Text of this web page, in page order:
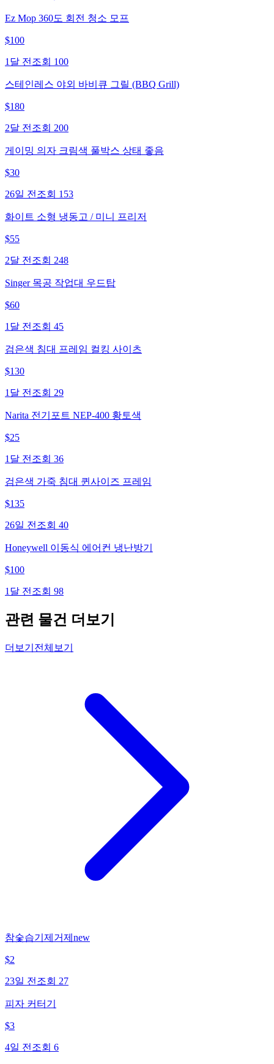
Ez Mop 360도 회전 청소 모프
$100
1달 전 조회 100
스테인레스 야외 바비큐 그릴 (BBQ Grill)
$180
2달 전 조회 200
게이밍 의자 크림색 풀박스 상태 좋음
$30
26일 전 조회 153
화이트 소형 냉동고 / 미니 프리저
$55
2달 전 조회 248
Singer 목공 작업대 우드탑
$60
1달 전 조회 45
검은색 침대 프레임 컬킹 사이츠
$130
1달 전 조회 29
Narita 전기포트 NEP-400 황토색
$25
1달 전 조회 36
검은색 가죽 침대 퀸사이즈 프레임
$135
26일 전 조회 40
Honeywell 이동식 에어컨 냉난방기
$100
1달 전 조회 98
관련 물건 더보기
더보기 전체보기
참숯습기제거제new
$2
23일 전 조회 27
피자 커터기
$3
4일 전 조회 6